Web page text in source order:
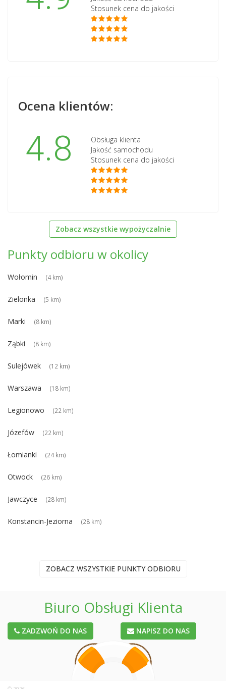
Stosunek cena do jakości
Ocena klientów:
4.8
Obsługa klienta
Jakość samochodu
Stosunek cena do jakości
Zobacz wszystkie wypożyczalnie
Punkty odbioru w okolicy
Wołomin (4 km)
Zielonka (5 km)
Marki (8 km)
Ząbki (8 km)
Sulejówek (12 km)
Warszawa (18 km)
Legionowo (22 km)
Józefów (22 km)
Łomianki (24 km)
Otwock (26 km)
Jawczyce (28 km)
Konstancin-Jeziorna (28 km)
ZOBACZ WSZYSTKIE PUNKTY ODBIORU
Biuro Obsługi Klienta
ZADZWOŃ DO NAS NAPISZ DO NAS